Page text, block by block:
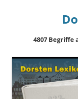
4807 Begriffe